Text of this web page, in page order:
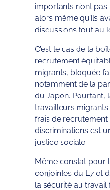
importants n’ont
alors même qu’ils
discussions tout au
C’est le cas de la
recrutement
migrants, bloquée
notamment de la
du Japon. Pourtant,
travailleurs
frais de recrutement
discriminations est
justice sociale.
Même constat pour
conjointes du L7 et
la sécurité au travail